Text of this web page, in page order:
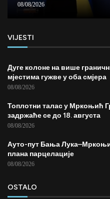
08/08/2026
VIJESTI
Дуге колоне на више
мјестима гужве у оба смјера
08/08/2026
Топлотни талас у Мркоњић
задржаће се до 18. августа
08/08/2026
Ауто-пут Бања
плана парцелације
08/08/2026
OSTALO